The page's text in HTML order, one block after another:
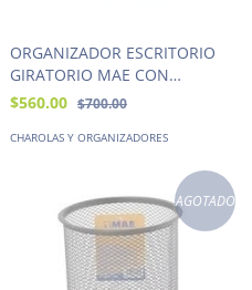
ORGANIZADOR ESCRITORIO
GIRATORIO MAE CON
ACCESORIOS
$560.00 $700.00
CHAROLAS Y ORGANIZADORES
AGOTADO